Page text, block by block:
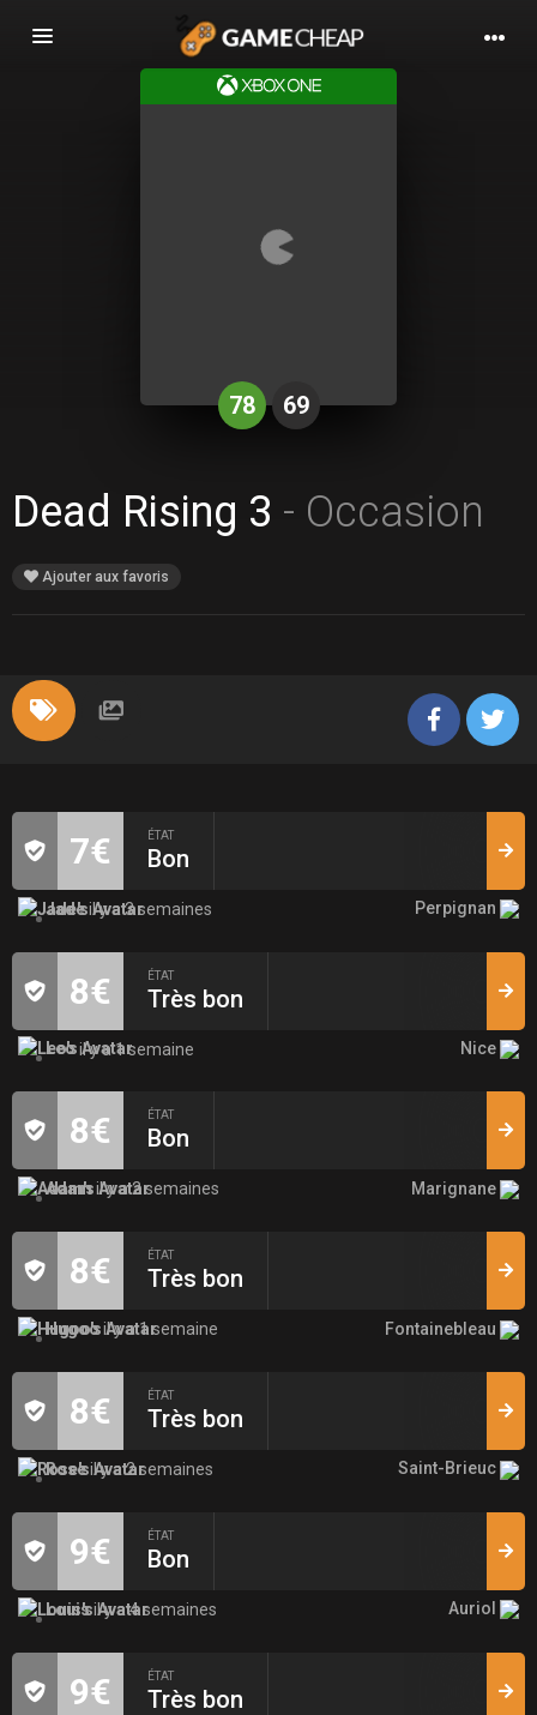
Basculer
78 69
Dead Rising 3 - Occasion
Ajouter aux favoris
7€ ÉTAT
Bon
Jadeil y a 3 semaines Perpignan
8€ ÉTAT
Très bon
Leoil y a 1 semaine Nice
8€ ÉTAT
Bon
Adamil y a 2 semaines Marignane
8€ ÉTAT
Très bon
Hugooil y a 1 semaine Fontainebleau
8€ ÉTAT
Très bon
Roseil y a 2 semaines Saint-Brieuc
9€ ÉTAT
Bon
Louisil y a 4 semaines Auriol
9€ ÉTAT
Très bon